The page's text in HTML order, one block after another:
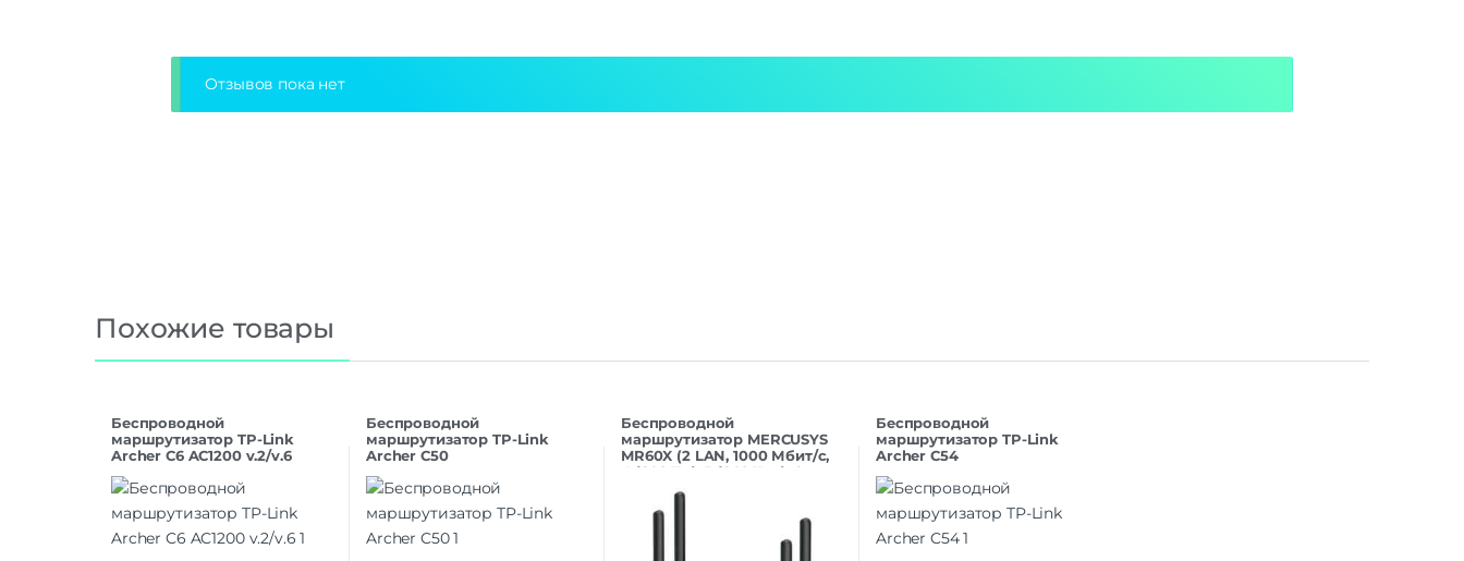
Отзывов пока нет
Похожие товары
Беспроводной
маршрутизатор TP-Link
Archer C6 AC1200 v.2/v.6
Беспроводной
маршрутизатор TP-Link
Archer C50
Беспроводной
маршрутизатор MERCUSYS
MR60X (2 LAN, 1000 Мбит/с,
4 (802.11n), 5 (802.11ac), 6
(802.11a
Беспроводной
маршрутизатор TP-Link
Archer C54